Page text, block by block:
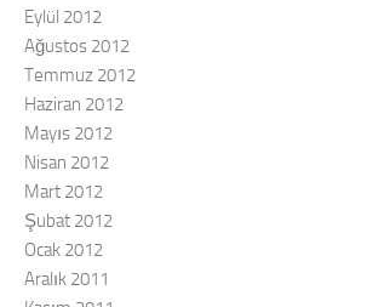
Eylül 2012
Ağustos 2012
Temmuz 2012
Haziran 2012
Mayıs 2012
Nisan 2012
Mart 2012
Şubat 2012
Ocak 2012
Aralık 2011